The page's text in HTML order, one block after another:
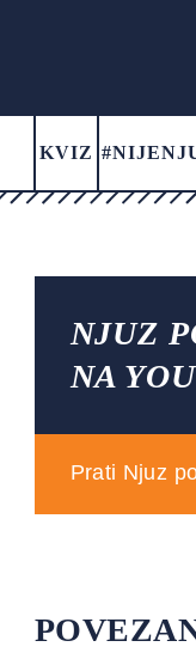
KVIZ
NJUZ
NA
Prati Njuz